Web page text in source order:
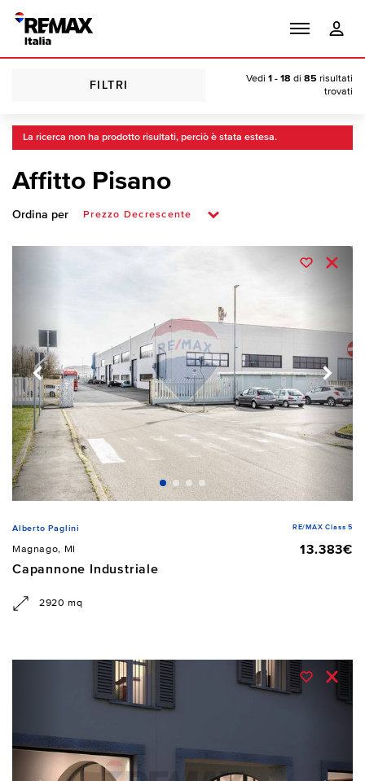
FILTRI
Vedi 1 - 18 di 85 risultati
trovati
La ricerca non ha prodotto risultati, perciò è stata estesa.
Affitto Pisano
Ordina per
Alberto Paglini RE/MAX Class 5
Magnago, MI
13.383€
Capannone Industriale
2920 mq